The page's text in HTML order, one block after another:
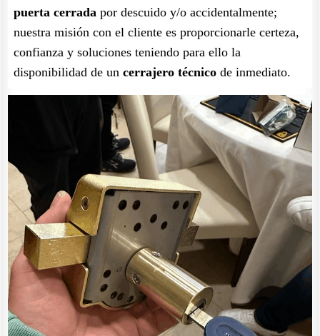
puerta cerrada por descuido y/o accidentalmente;
nuestra misión con el cliente es proporcionarle certeza,
confianza y soluciones teniendo para ello la
disponibilidad de un cerrajero técnico de inmediato.